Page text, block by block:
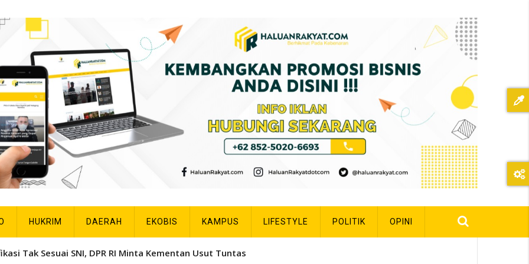
HUKRIM DAERAH EKOBIS KAMPUS LIFESTYLE POLITIK OPINI
Tak Sesuai SNI, DPR RI Minta Kementan Usut Tuntas